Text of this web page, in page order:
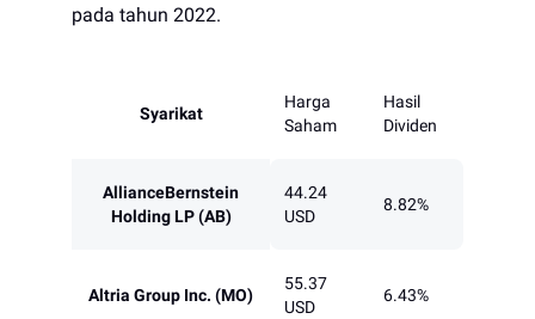
pada tahun 2022.
Syarikat
Harga
Saham
Hasil
Dividen
AllianceBernstein
Holding LP (AB)
44.24
USD
8.82%
Altria Group Inc. (MO)
55.37
USD
6.43%